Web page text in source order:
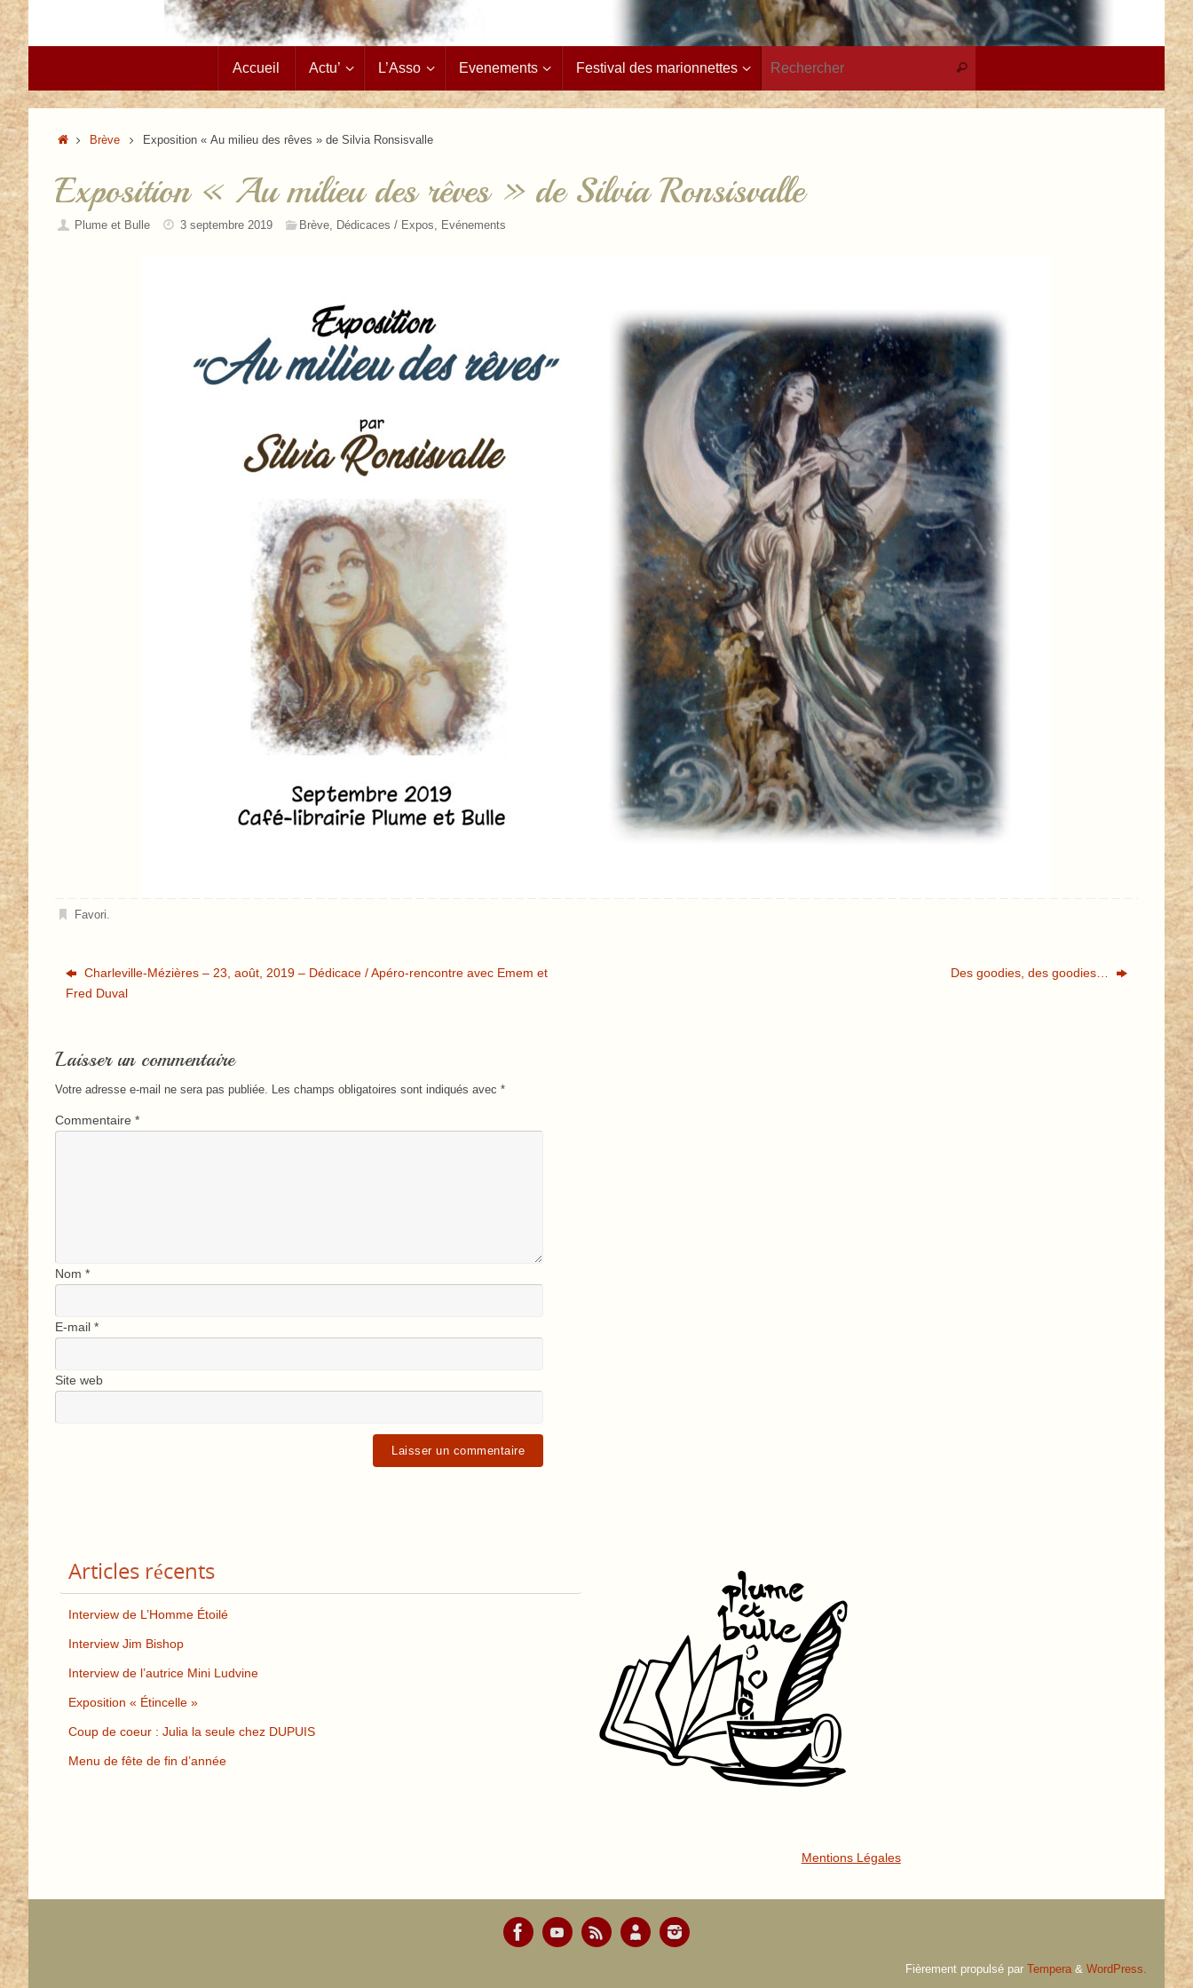
contenu
Accueil Actu’ L’Asso Evenements Festival des marionnettes Rechercher
Accueil
Brève Exposition « Au milieu des rêves » de Silvia Ronsisvalle
Exposition « Au milieu des rêves » de Silvia Ronsisvalle
Plume et Bulle 3 septembre 2019 Brève, Dédicaces / Expos, Evénements
Favori.
Charleville-Mézières – 23, août, 2019 – Dédicace / Apéro-rencontre avec Emem et
Fred Duval
Des goodies, des goodies…
Laisser un commentaire
Votre adresse e-mail ne sera pas publiée. Les champs obligatoires sont indiqués avec *
Commentaire *
Nom *
E-mail *
Site web
Articles récents
Interview de L’Homme Étoilé
Interview Jim Bishop
Interview de l’autrice Mini Ludvine
Exposition « Étincelle »
Coup de coeur : Julia la seule chez DUPUIS
Menu de fête de fin d’année
Mentions Légales
Fièrement propulsé par Tempera & WordPress.